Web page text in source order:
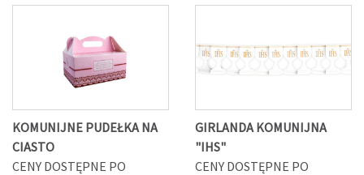
KOMUNIJNE PUDEŁKA NA
CIASTO
CENY DOSTĘPNE PO
GIRLANDA KOMUNIJNA
"IHS"
CENY DOSTĘPNE PO